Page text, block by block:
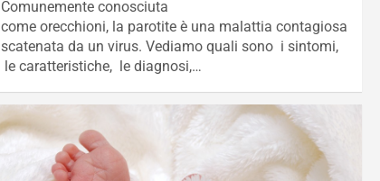
Comunemente conosciuta
come orecchioni, la parotite è una malattia contagiosa
scatenata da un virus. Vediamo quali sono i sintomi,
le caratteristiche, le diagnosi,…